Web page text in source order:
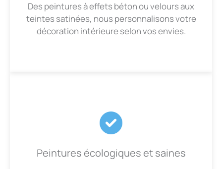
Des peintures à effets béton ou velours aux
teintes satinées, nous personnalisons votre
décoration intérieure selon vos envies.
Peintures écologiques et saines